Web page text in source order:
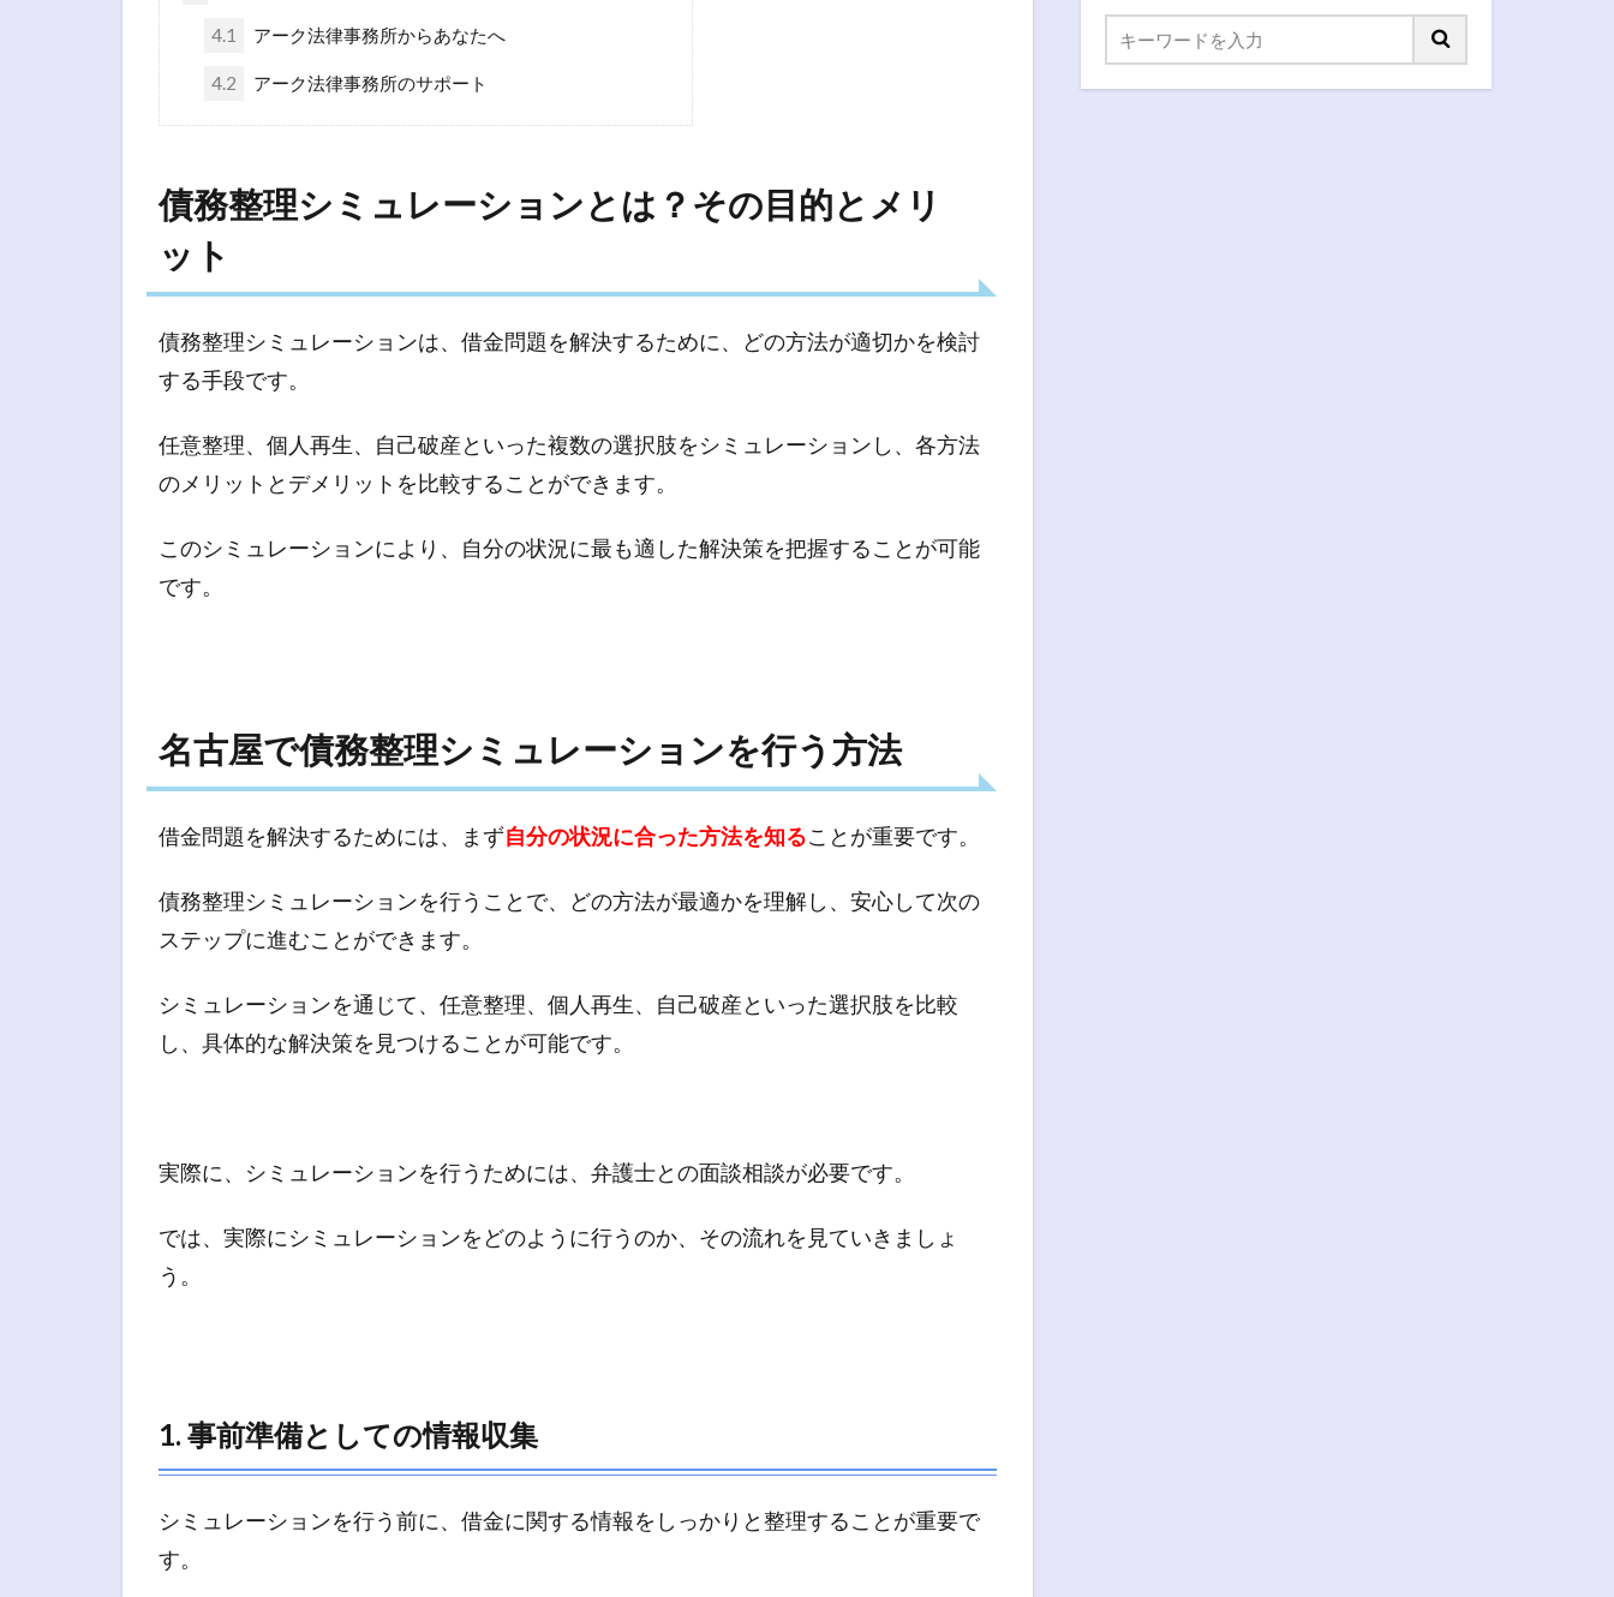
4.1 アーク法律事務所からあなたへ
4.2 アーク法律事務所のサポート
債務整理シミュレーションとは？その目的とメリ
ット
債務整理シミュレーションは、借金問題を解決するために、どの方法が適切かを検討
する手段です。
任意整理、個人再生、自己破産といった複数の選択肢をシミュレーションし、各方法
のメリットとデメリットを比較することができます。
このシミュレーションにより、自分の状況に最も適した解決策を把握することが可能
です。
名古屋で債務整理シミュレーションを行う方法
借金問題を解決するためには、まず自分の状況に合った方法を知ることが重要です。
債務整理シミュレーションを行うことで、どの方法が最適かを理解し、安心して次の
ステップに進むことができます。
シミュレーションを通じて、任意整理、個人再生、自己破産といった選択肢を比較
し、具体的な解決策を見つけることが可能です。
実際に、シミュレーションを行うためには、弁護士との面談相談が必要です。
では、実際にシミュレーションをどのように行うのか、その流れを見ていきましょ
う。
1. 事前準備としての情報収集
シミュレーションを行う前に、借金に関する情報をしっかりと整理することが重要で
す。